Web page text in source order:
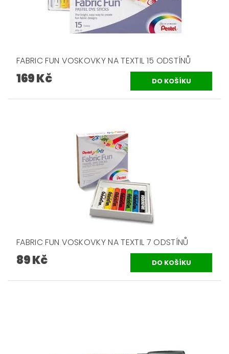
FABRIC FUN VOSKOVKY NA TEXTIL 15 ODSTÍNŮ
169 Kč
FABRIC FUN VOSKOVKY NA TEXTIL 7 ODSTÍNŮ
89 Kč